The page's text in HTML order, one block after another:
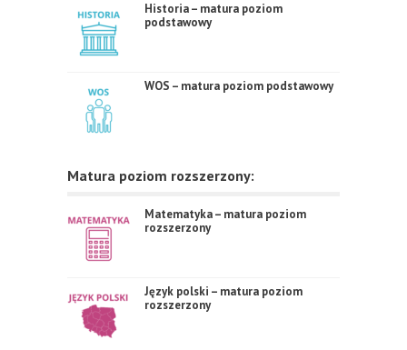
Historia – matura poziom
podstawowy
WOS – matura poziom podstawowy
Matura poziom rozszerzony:
Matematyka – matura poziom
rozszerzony
Język polski – matura poziom
rozszerzony